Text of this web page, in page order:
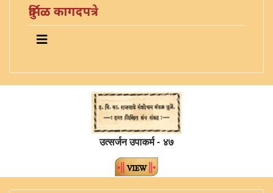
दुर्मिळ कागदपत्रे
उत्सर्जन उपाकर्म - ४७